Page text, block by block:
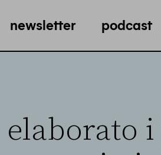
newsletter podcast
elaborato